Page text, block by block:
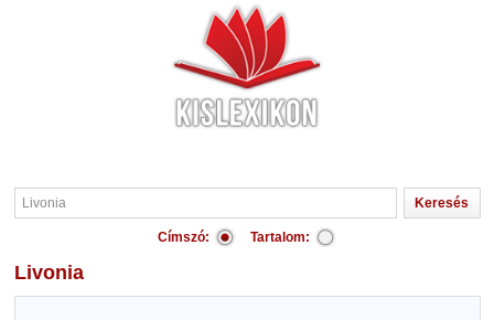
Címszó: Tartalom:
Livonia